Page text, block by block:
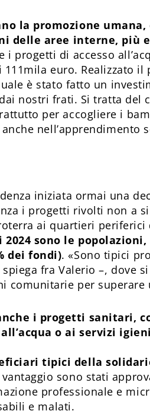
la promozione
delle aree interne, più
i progetti di accesso
euro. Realizzato
è stato fatto un
nostri frati. Si tratta del
per accogliere i
nell’apprendimento
iniziata ormai una
i progetti rivolti non a
ai quartieri
sono le
dei fondi). «Sono tipici
fra Valerio –, dove
comunitarie per
i progetti sanitari,
o ai servizi
tipici della
sono stati
professionale e
e malati.